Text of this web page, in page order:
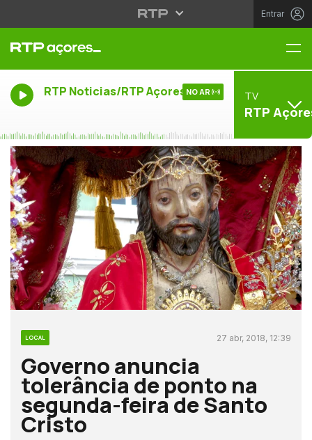
Entrar
RTP Noticias/RTP Açores NO AR TV
RTP
LOCAL 27 abr, 2018, 12:39
Governo anuncia
tolerância de ponto na
segunda-feira de Santo
Cristo